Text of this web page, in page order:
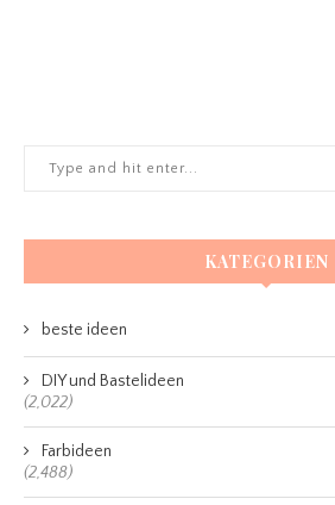
KATEGORIEN
beste ideen
DIY und Bastelideen
(2,022)
Farbideen
(2,488)